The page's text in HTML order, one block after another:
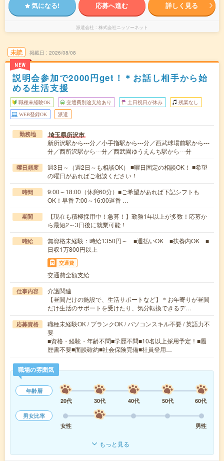
気になる! 応募へ進む 詳しく見る
派遣会社 株式会社ニッソーネット
未読
NEW
掲載日 2026/08/08
説明会参加で2000円get！＊お話し相手から始
める生活支援
職種未経験OK 交通費別途支給あり 土日祝日が休み 残業なし
WEB登録OK 派遣
勤務地 埼玉県所沢市
新所沢駅から---分／小手指駅から---分／西武球場前駅から---
分／西所沢駅から---分／西武園ゆうえんち駅から---分
曜日頻度
週3日～（週2日～も相談OK） ■曜日固定の相談OK！ ■希望
の曜日があればご相談ください！
時間
9:00～18:00（休憩60分）■ご希望があれば下記シフトも
OK！早番 7:00～16:00遅番 …
期間
【現在も積極採用中！急募！】勤務1年以上が多数！応募か
ら最短2～3日後に就業可能！
時給
無資格未経験：時給1350円～ ■週払いOK ■扶養内OK ■
日収1万800円以上
交通費
交通費全額支給
仕事内容
介護関連
【昼間だけの施設で、生活サポートなど】＊お年寄りが昼間
だけ生活のサポートを受けたり、気分転換できるデ…
応募資格
職種未経験OK / ブランクOK / パソコンスキル不要 / 英語力不
要
■資格・経験・年齢不問■学歴不問■10名以上採用予定！■履
歴書不要■面談確約■社会保険完備■社員登用…
職場の雰囲気
年齢層
20代
30代 40代 50代
60代
男女比率
女性
男性
もっと見る